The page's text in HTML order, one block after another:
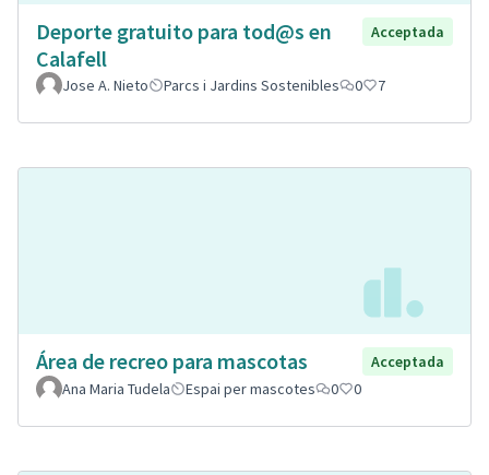
Deporte gratuito para tod@s en
Calafell
Acceptada
Jose A. Nieto Parcs i Jardins Sostenibles 0 7
Área de recreo para mascotas
Acceptada
Ana Maria Tudela
Espai per mascotes 0 0